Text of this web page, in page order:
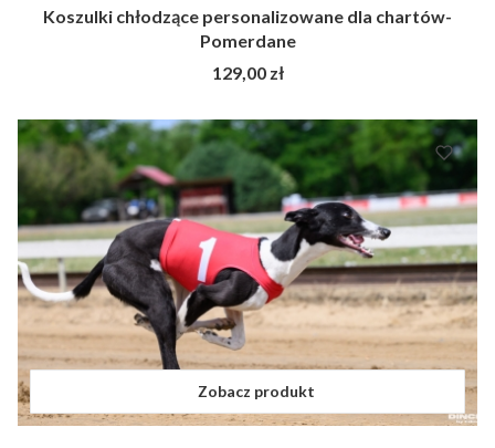
Koszulki chłodzące personalizowane dla chartów-
Pomerdane
Cena
129,00 zł
Zobacz produkt